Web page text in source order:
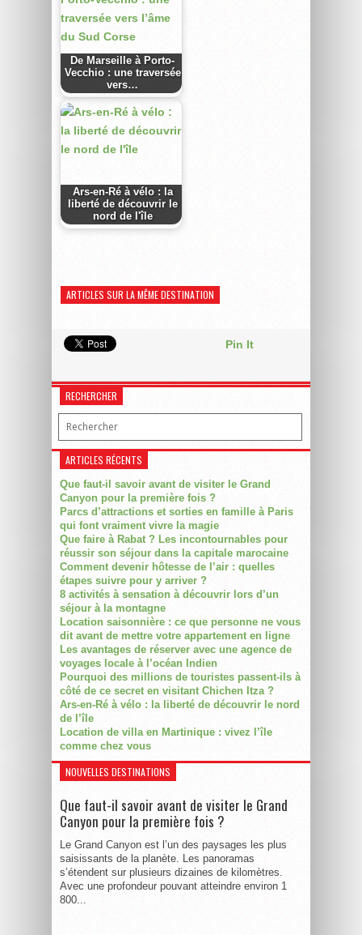
De Marseille à Porto-
Vecchio : une traversée
vers…
Ars-en-Ré à vélo : la
liberté de découvrir le
nord de l'île
ARTICLES SUR LA MÊME DESTINATION
Pin It
RECHERCHER
ARTICLES RÉCENTS
Que faut-il savoir avant de visiter le Grand
Canyon pour la première fois ?
Parcs d’attractions et sorties en famille à Paris
qui font vraiment vivre la magie
Que faire à Rabat ? Les incontournables pour
réussir son séjour dans la capitale marocaine
Comment devenir hôtesse de l’air : quelles
étapes suivre pour y arriver ?
8 activités à sensation à découvrir lors d’un
séjour à la montagne
Location saisonnière : ce que personne ne vous
dit avant de mettre votre appartement en ligne
Les avantages de réserver avec une agence de
voyages locale à l’océan Indien
Pourquoi des millions de touristes passent-ils à
côté de ce secret en visitant Chichen Itza ?
Ars-en-Ré à vélo : la liberté de découvrir le nord
de l’île
Location de villa en Martinique : vivez l’île
comme chez vous
NOUVELLES DESTINATIONS
Que faut-il savoir avant de visiter le Grand
Canyon pour la première fois ?
Le Grand Canyon est l’un des paysages les plus
saisissants de la planète. Les panoramas
s’étendent sur plusieurs dizaines de kilomètres.
Avec une profondeur pouvant atteindre environ 1
800...